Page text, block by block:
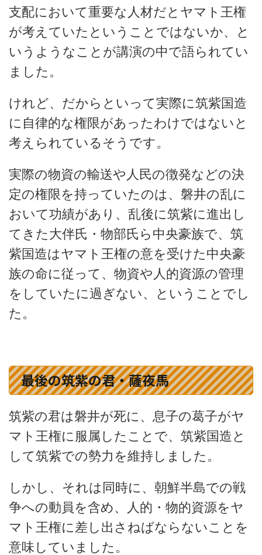
支配において重要な人材だとヤマト王権
が考えていたということではないか、と
いうようなことが講演の中で語られてい
ました。
けれど、だからといって実際に筑紫国造
に自律的な権限があったわけではないと
考えられているそうです。
実際の物資の輸送や人民の徴発などの決
定の権限を持っていたのは、磐井の乱に
おいて功績があり、乱後に筑紫に進出し
てきた大伴氏・物部氏ら中央豪族で、筑
紫国造はヤマト王権の意を受けた中央豪
族の命に従って、物資や人的資源の管理
をしていたに過ぎない、ということでし
た。
最後の筑紫の君・薩夜馬
筑紫の君は磐井が死に、息子の葛子がヤ
マト王権に服属したことで、筑紫国造と
して筑紫での勢力を維持しました。
しかし、それは同時に、朝鮮半島での戦
争への動員を含め、人的・物的資源をヤ
マト王権に差し出さねばならないことを
意味していました。